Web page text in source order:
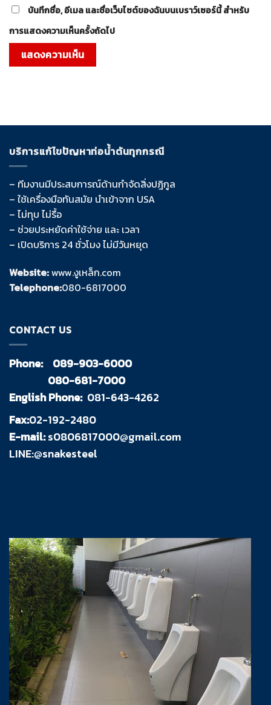
บันทึกชื่อ, อีเมล และชื่อเว็บไซต์ของฉันบนเบราว์เซอร์นี้ สำหรับ
การแสดงความเห็นครั้งถัดไป
บริการแก้ไขปัญหาท่อน้ำตันทุกกรณี
– ทีมงานมีประสบการณ์ด้านกำจัดสิ่งปฎิกูล
– ใช้เครื่องมือทันสมัย นำเข้าจาก USA
– ไม่ทุบ ไม่รื้อ
– ช่วยประหยัดค่าใช้จ่าย และ เวลา
– เปิดบริการ 24 ชั่วโมง ไม่มีวันหยุด
Website:www.งูเหล็ก.com
Telephone:080-6817000
CONTACT US
Phone: 089-903-6000
080-681-7000
English Phone: 081-643-4262
Fax:02-192-2480
E-mail:s0806817000@gmail.com
LINE:@snakesteel